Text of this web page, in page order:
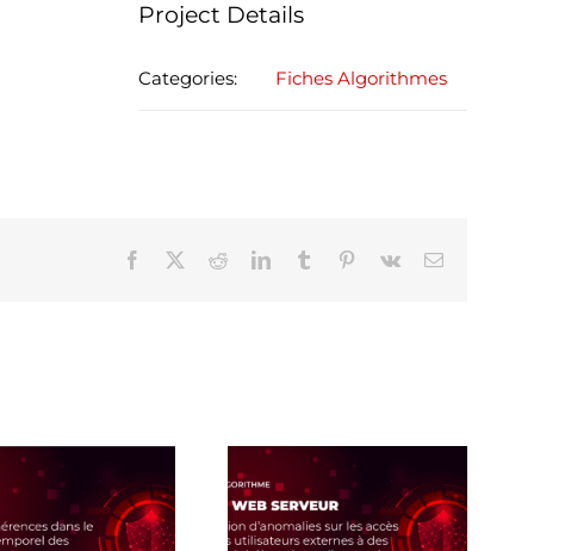
Project Details
Categories: Fiches Algorithmes
Facebook RedditLinkedInTumblr Pinterest
Vk Email
Fiche Algo UEBA Web